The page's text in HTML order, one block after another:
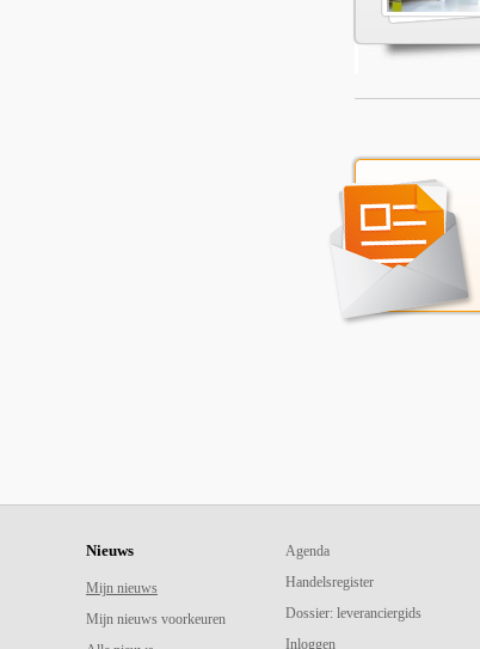
Nieuws
Mijn nieuws
Mijn nieuws voorkeuren
Agenda
Handelsregister
Dossier: leveranciergids
Inloggen